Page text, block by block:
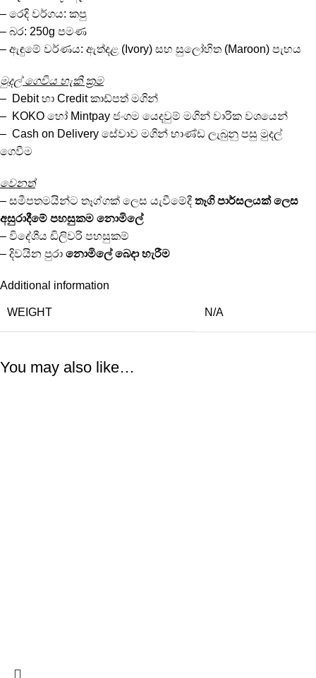
– රෙදි වර්ගය: කපු
– බර: 250g පමණ
– ඇඳුමේ වර්ණය: ඇත්දළ (Ivory) සහ සුලෝහිත (Maroon) පැහය
මුදල් ගෙවිය හැකි ක්‍රම
– Debit හා Credit කාඩ්පත් මගින්
– KOKO හෝ Mintpay ජංගම යෙදවුම් මගින් වාරික වශයෙන්
– Cash on Delivery සේවාව මගින් භාණ්ඩ ලැබුනු පසු මුදල්
ගෙවීම
වෙනත්
– සමීපතමයින්ට තෑග්ගක් ලෙස යැවීමේදී තෑගි පාර්සලයක් ලෙස
අසුරාදීමේ පහසුකම නොමිලේ
– විදේශීය ඩිලිවරි පහසුකම්
– දිවයින පුරා නොමිලේ බෙදා හැරීම
Additional information
WEIGHT N/A
You may also like…